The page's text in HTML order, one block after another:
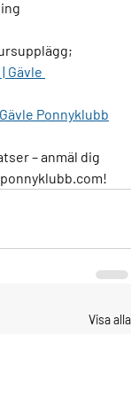
Gävle
Ponnyklubb
– anmäl dig
Visa alla